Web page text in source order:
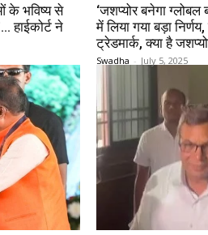
के भविष्य से
हाईकोर्ट ने
‘जशप्योर बनेगा
में लिया गया बड़ा
ट्रेडमार्क, क्या है
Swadha - July 5, 2025